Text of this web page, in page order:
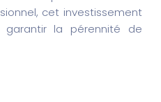
cet investissement
garantir la pérennité de